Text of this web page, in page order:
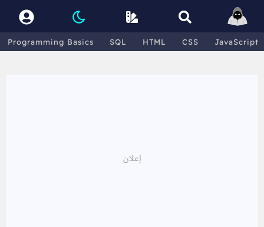
Programming Basics SQL HTML CSS JavaScript